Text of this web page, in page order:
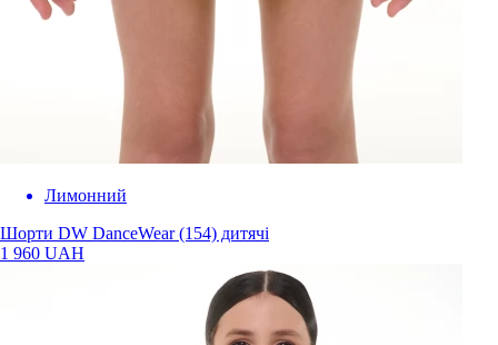
Лимонний
Шорти DW DanceWear (154) дитячі
1 960 UAH